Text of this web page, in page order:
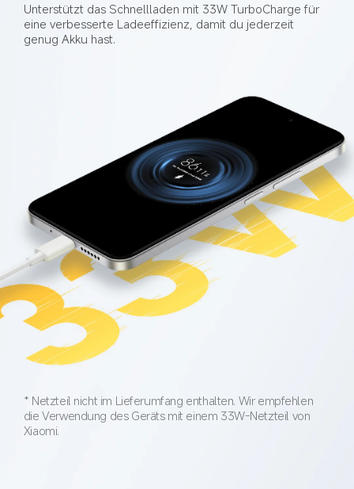
Unterstützt das Schnellladen mit 33W TurboCharge für
eine verbesserte Ladeeffizienz, damit du jederzeit
genug Akku hast.
* Netzteil nicht im Lieferumfang enthalten. Wir empfehlen
die Verwendung des Geräts mit einem 33W-Netzteil von
Xiaomi.